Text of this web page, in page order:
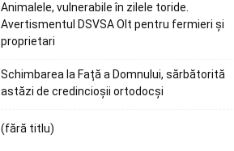
Animalele, vulnerabile în zilele toride.
Avertismentul DSVSA Olt pentru fermieri și
proprietari
Schimbarea la Față a Domnului, sărbătorită
astăzi de credincioșii ortodocși
(fără titlu)